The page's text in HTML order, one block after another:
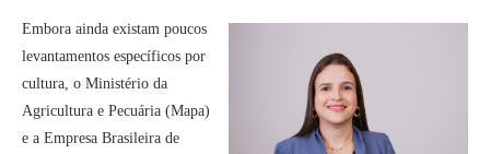
Embora ainda existam poucos
levantamentos específicos por
cultura, o Ministério da
Agricultura e Pecuária (Mapa)
e a Empresa Brasileira de